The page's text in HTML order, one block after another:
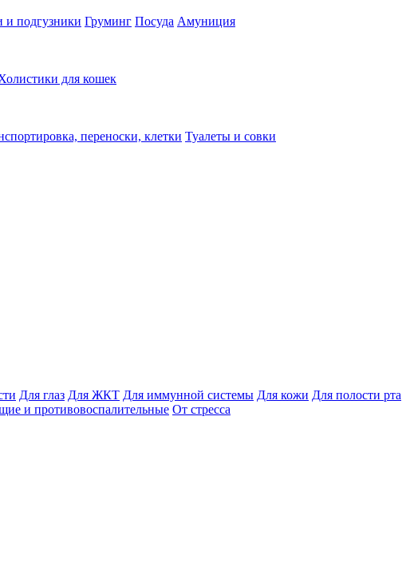
и подгузники Груминг Посуда Амуниция
для кошек
переноски, клетки Туалеты и совки
Для глаз Для ЖКТ Для иммунной системы Для кожи Для полости рта
и противовоспалительные От стресса